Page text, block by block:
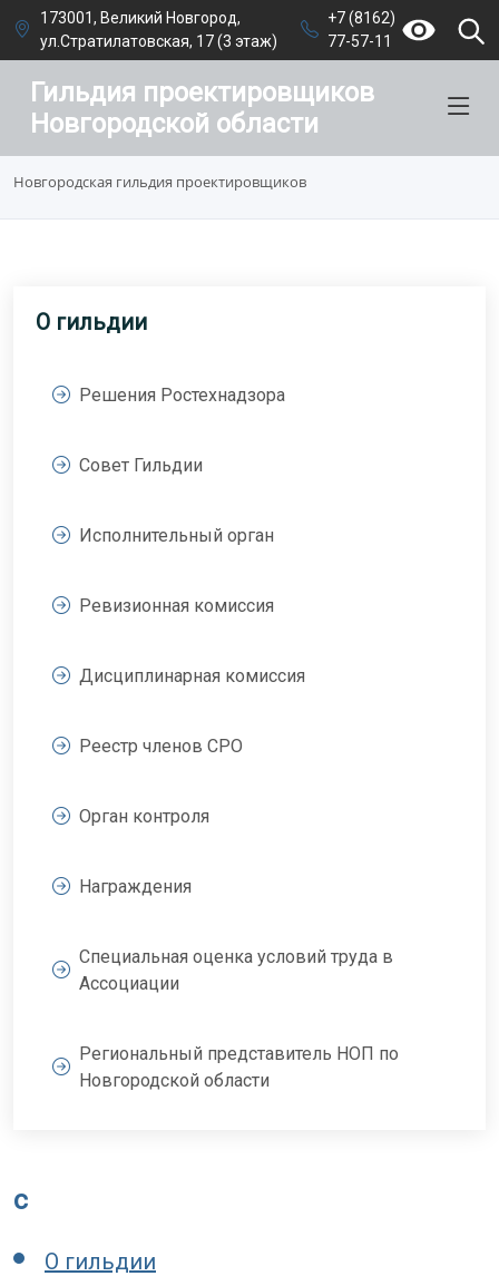
173001, Великий Новгород,
ул.Стратилатовская, 17 (3 этаж)
+7 (8162)
77-57-11
Гильдия проектировщиков
Новгородской области
Новгородская гильдия проектировщиков
О гильдии
Решения Ростехнадзора
Совет Гильдии
Исполнительный орган
Ревизионная комиссия
Дисциплинарная комиссия
Реестр членов СРО
Орган контроля
Награждения
Специальная оценка условий труда в
Ассоциации
Региональный представитель НОП по
Новгородской области
c
О гильдии